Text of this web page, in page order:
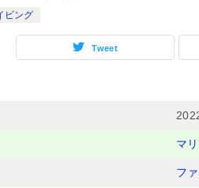
ビング
Tweet
マ
フ